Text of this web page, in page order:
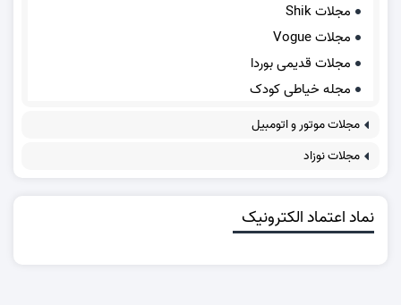
مجلات Shik
مجلات Vogue
مجلات قدیمی بوردا
مجله خیاطی کودک
مجلات موتور و اتومبیل
مجلات نوزاد
نماد اعتماد الکترونیک